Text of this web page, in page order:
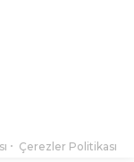
Çerezler Politikası